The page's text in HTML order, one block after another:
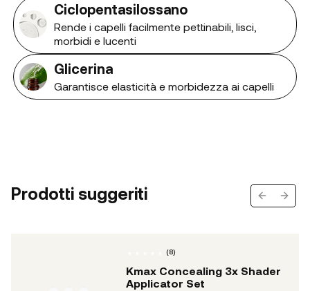
Ciclopentasilossano
Rende i capelli facilmente pettinabili, lisci,
morbidi e lucenti
Glicerina
Garantisce elasticità e morbidezza ai capelli
Prodotti suggeriti Previous
Next
(8)
Kmax Concealing 3x Shader
Applicator Set